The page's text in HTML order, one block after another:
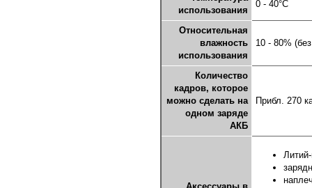
использования
0 - 40°C
Относительная
влажность
использования
10 - 80%
Количество
кадров, которое
можно сделать на
одном заряде
АКБ
Прибл. 270